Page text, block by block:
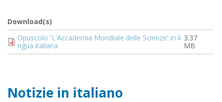
Download(s)
Document
Opuscolo 'L'Accademia Mondiale delle Scienze' in li
ngua italiana
3.37
MB
Notizie in italiano